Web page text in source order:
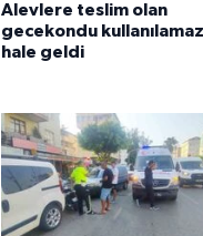
Alevlere teslim olan
gecekondu kullanılamaz
hale geldi